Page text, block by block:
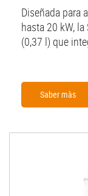
Diseñada para
hasta 20 kW,
(0,37 l) que
Saber màs